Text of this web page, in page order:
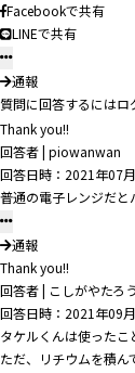
Facebookで共有
LINEで共有
通報
質問に回答するにはロ
Thank you!!
回答者| piowanwan
回答日時：2021年07
普通の電子レンジだと
通報
Thank you!!
回答者| こしがやたろう
回答日時：2021年09
タケルくんは使った
ただ、リチウムを積ん